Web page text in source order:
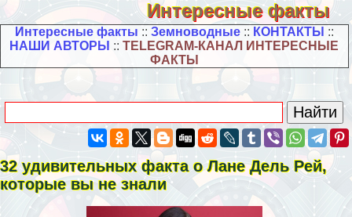
Интересные факты
Интересные факты :: Земноводные:: КОНТАКТЫ ::
НАШИ АВТОРЫ ::TELEGRAM-КАНАЛ ИНТЕРЕСНЫЕ
ФАКТЫ
32 удивительных факта о Лане Дель Рей,
которые вы не знали